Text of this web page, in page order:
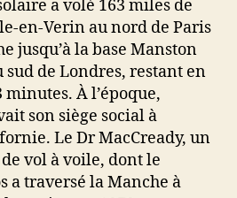
a volé 163 miles de
en-Verin au nord de Paris
jusqu’à la base Manston
sud de Londres, restant en
minutes. À l’époque,
son siège social à
Le Dr MacCready, un
vol à voile, dont le
a traversé la Manche à